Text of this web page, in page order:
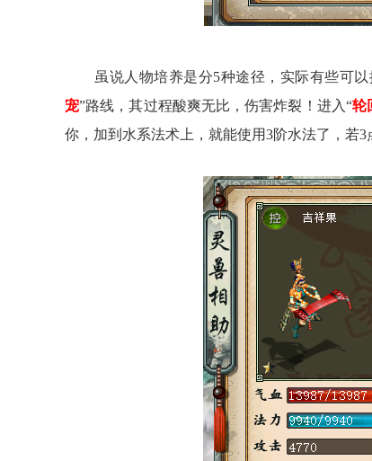
虽说人物培养是分5种途径，实际有些可以
宠”路线，其过程酸爽无比，伤害炸裂！进入“轮
你，加到水系法术上，就能使用3阶水法了，若